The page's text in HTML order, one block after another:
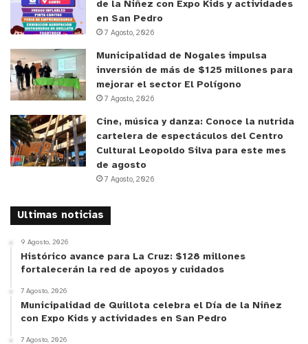
de la Niñez con Expo Kids y actividades
en San Pedro
7 Agosto, 2026
Municipalidad de Nogales impulsa
inversión de más de $125 millones para
mejorar el sector El Polígono
7 Agosto, 2026
Cine, música y danza: Conoce la nutrida
cartelera de espectáculos del Centro
Cultural Leopoldo Silva para este mes
de agosto
7 Agosto, 2026
Ultimas noticias
9 Agosto, 2026
Histórico avance para La Cruz: $128 millones
fortalecerán la red de apoyos y cuidados
7 Agosto, 2026
Municipalidad de Quillota celebra el Día de la Niñez
con Expo Kids y actividades en San Pedro
7 Agosto, 2026